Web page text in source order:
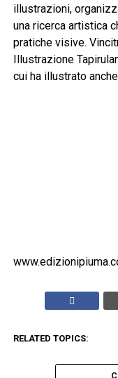
illustrazioni,
una ricerca artistica
pratiche visive.
Illustrazione
cui ha illustrato anche
RELATED TOPICS: